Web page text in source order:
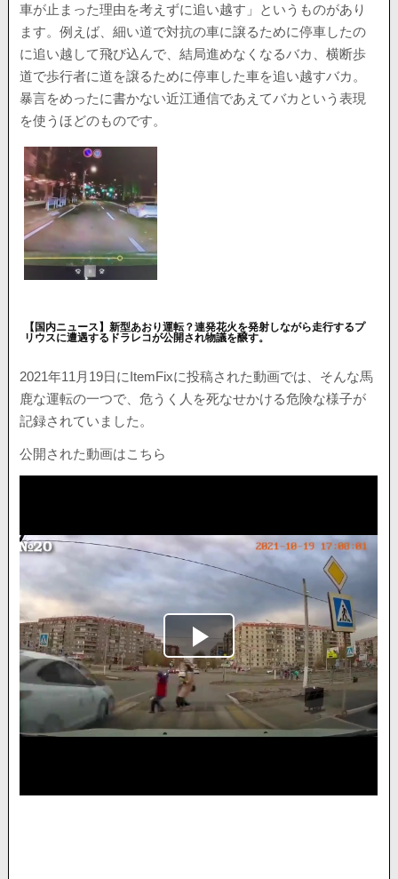
車が止まった理由を考えずに追い越す」というものがあり
ます。例えば、細い道で対抗の車に譲るために停車したの
に追い越して飛び込んで、結局進めなくなるバカ、横断歩
道で歩行者に道を譲るために停車した車を追い越すバカ。
暴言をめったに書かない近江通信であえてバカという表現
を使うほどのものです。
【国内ニュース】新型あおり運転？連発花火を発射しながら走行するプ
リウスに遭遇するドラレコが公開され物議を醸す。
2021年11月19日にItemFixに投稿された動画では、そんな馬
鹿な運転の一つで、危うく人を死なせかける危険な様子が
記録されていました。
公開された動画はこちら